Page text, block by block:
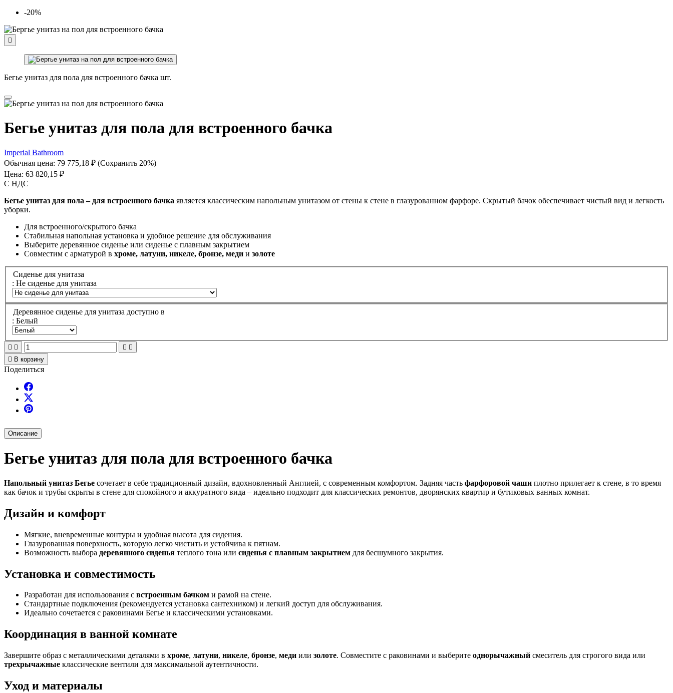
-20%

Бегье унитаз для пола для встроенного бачка шт.
Бегье унитаз для пола для встроенного бачка
Imperial Bathroom
Обычная цена: 79 775,18 ₽ (Сохранить 20%)
Цена: 63 820,15 ₽
С НДС
Бегье унитаз для пола – для встроенного бачка является классическим напольным унитазом от стены к стене в глазурованном фарфоре. Скрытый бачок обеспечивает чистый вид и легкость
уборки.
Для встроенного/скрытого бачка
Стабильная напольная установка и удобное решение для обслуживания
Выберите деревянное сиденье или сиденье с плавным закрытием
Совместим с арматурой в хроме, латуни, никеле, бронзе, меди и золоте
Сиденье для унитаза
: Не сиденье для унитаза
Деревянное сиденье для унитаза доступно в
: Белый
   
 В корзину
Поделиться
Описание
Бегье унитаз для пола для встроенного бачка
Напольный унитаз Бегье сочетает в себе традиционный дизайн, вдохновленный Англией, с современным комфортом. Задняя часть фарфоровой чаши плотно прилегает к стене, в то время
как бачок и трубы скрыты в стене для спокойного и аккуратного вида – идеально подходит для классических ремонтов, дворянских квартир и бутиковых ванных комнат.
Дизайн и комфорт
Мягкие, вневременные контуры и удобная высота для сидения.
Глазурованная поверхность, которую легко чистить и устойчива к пятнам.
Возможность выбора деревянного сиденья теплого тона или сиденья с плавным закрытием для бесшумного закрытия.
Установка и совместимость
Разработан для использования с встроенным бачком и рамой на стене.
Стандартные подключения (рекомендуется установка сантехником) и легкий доступ для обслуживания.
Идеально сочетается с раковинами Бегье и классическими установками.
Координация в ванной комнате
Завершите образ с металлическими деталями в хроме, латуни, никеле, бронзе, меди или золоте. Совместите с раковинами и выберите однорычажный смеситель для строгого вида или
трехрычажные классические вентили для максимальной аутентичности.
Уход и материалы